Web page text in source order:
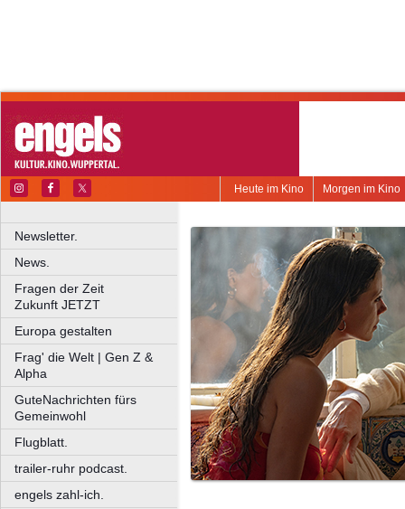
Morgen im Kino
Heute im Kino
Newsletter.
News.
Fragen der Zeit
Zukunft JETZT
Europa gestalten
Frag' die Welt | Gen Z &
Alpha
GuteNachrichten fürs
Gemeinwohl
Flugblatt.
trailer-ruhr podcast.
engels zahl-ich.